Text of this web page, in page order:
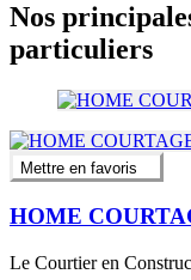
Nos
particuliers
Mettre en favoris
HOME
Le Courtier en